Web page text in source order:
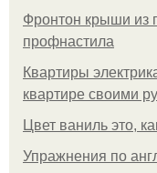
Фронтон крыши из
профнастила
Квартиры
квартире своими
Цвет ваниль это,
Упражнения по